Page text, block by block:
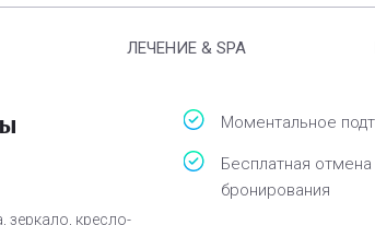
ЛЕЧЕНИЕ & SPA
зеркало, кресло-
Моментальное
Бесплатная отмена
бронирования